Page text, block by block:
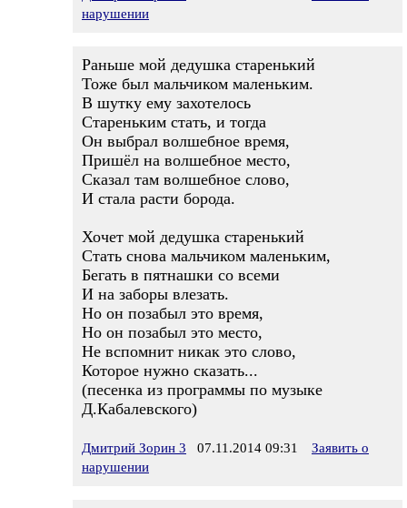
нарушении
Раньше мой дедушка старенький
Тоже был мальчиком маленьким.
В шутку ему захотелось
Стареньким стать, и тогда
Он выбрал волшебное время,
Пришёл на волшебное место,
Сказал там волшебное слово,
И стала расти борода.
Хочет мой дедушка старенький
Стать снова мальчиком маленьким,
Бегать в пятнашки со всеми
И на заборы влезать.
Но он позабыл это время,
Но он позабыл это место,
Не вспомнит никак это слово,
Которое нужно сказать...
(песенка из программы по музыке
Д.Кабалевского)
Дмитрий Зорин 3 07.11.2014 09:31
Заявить о
нарушении